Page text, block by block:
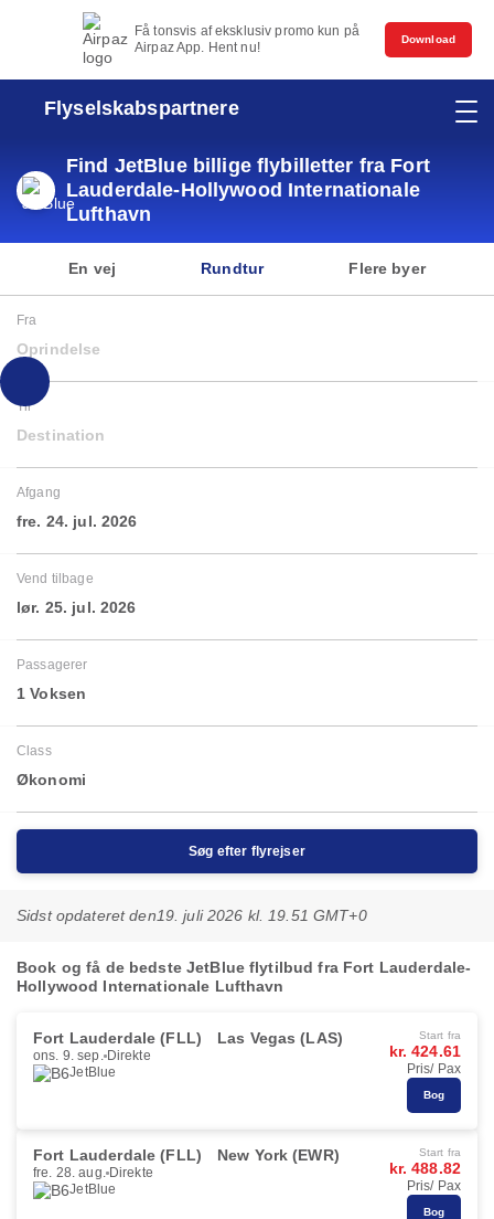
Få tonsvis af eksklusiv promo kun på
Airpaz App. Hent nu!
Download
Flyselskabspartnere
Find JetBlue billige flybilletter fra Fort
Lauderdale-Hollywood Internationale
Lufthavn
En vej Rundtur Flere byer
Fra
Oprindelse
Til
Destination
Afgang
fre. 24. jul. 2026
Vend tilbage
lør. 25. jul. 2026
Passagerer
1 Voksen
Class
Økonomi
Søg efter flyrejser
Sidst opdateret den19. juli 2026 kl. 19.51 GMT+0
Book og få de bedste JetBlue flytilbud fra Fort Lauderdale-
Hollywood Internationale Lufthavn
Fort Lauderdale (FLL) Las Vegas (LAS)
ons. 9. sep. Direkte
JetBlue
Start fra
kr. 424.61
Pris/ Pax
Bog
Fort Lauderdale (FLL) New York (EWR)
fre. 28. aug. Direkte
JetBlue
Start fra
kr. 488.82
Pris/ Pax
Bog